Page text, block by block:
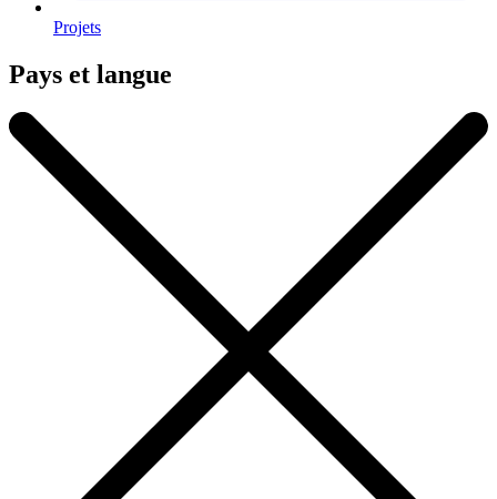
Projets
Pays et langue